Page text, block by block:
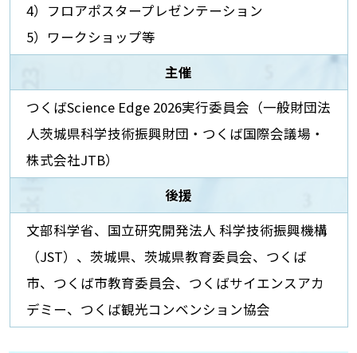
4）フロアポスタープレゼンテーション
5）ワークショップ等
主催
つくばScience Edge 2026実行委員会（一般財団法
人茨城県科学技術振興財団・つくば国際会議場・
株式会社JTB）
後援
文部科学省、国立研究開発法人 科学技術振興機構
（JST）、茨城県、茨城県教育委員会、つくば
市、つくば市教育委員会、つくばサイエンスアカ
デミー、つくば観光コンベンション協会